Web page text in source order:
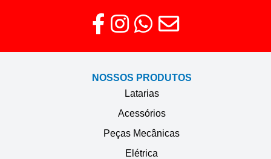
NOSSOS PRODUTOS
Latarias
Acessórios
Peças Mecânicas
Elétrica